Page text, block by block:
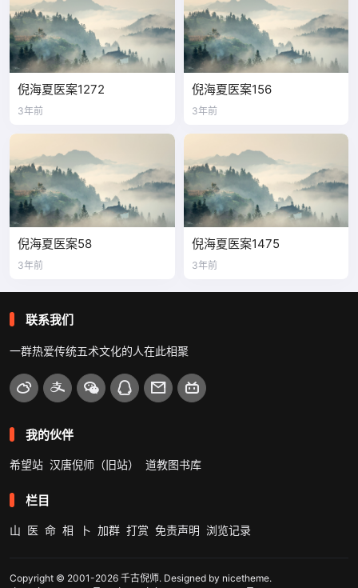
倪海夏医案1272
3年前
倪海夏医案156
3年前
倪海夏医案58
3年前
倪海夏医案1475
3年前
联系我们
一群热爱传统五术文化的人在此相聚
我的伙伴
希望站 汉唐倪师（旧站） 道教图书库
栏目
山 医 命 相 卜 加群 打赏 免责声明 浏览记录
Copyright © 2001-2026 千古倪师. Designed by nicetheme.